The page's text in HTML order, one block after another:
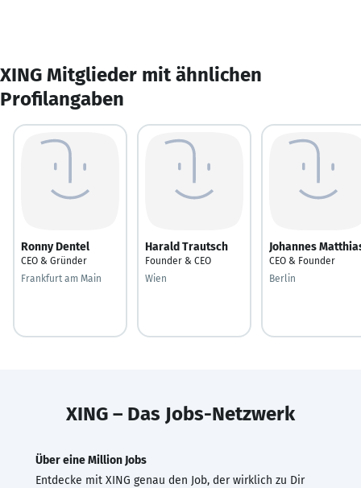
XING Mitglieder mit ähnlichen
Profilangaben
Ronny Dentel
CEO & Gründer
Frankfurt am Main
Harald Trautsch
Founder & CEO
Wien
Johannes
CEO & Founder
Berlin
XING – Das Jobs-Netzwerk
Über eine Million Jobs
Entdecke mit XING genau den Job, der wirklich zu Dir